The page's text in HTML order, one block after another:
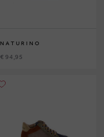
NATURINO
€ 94,95